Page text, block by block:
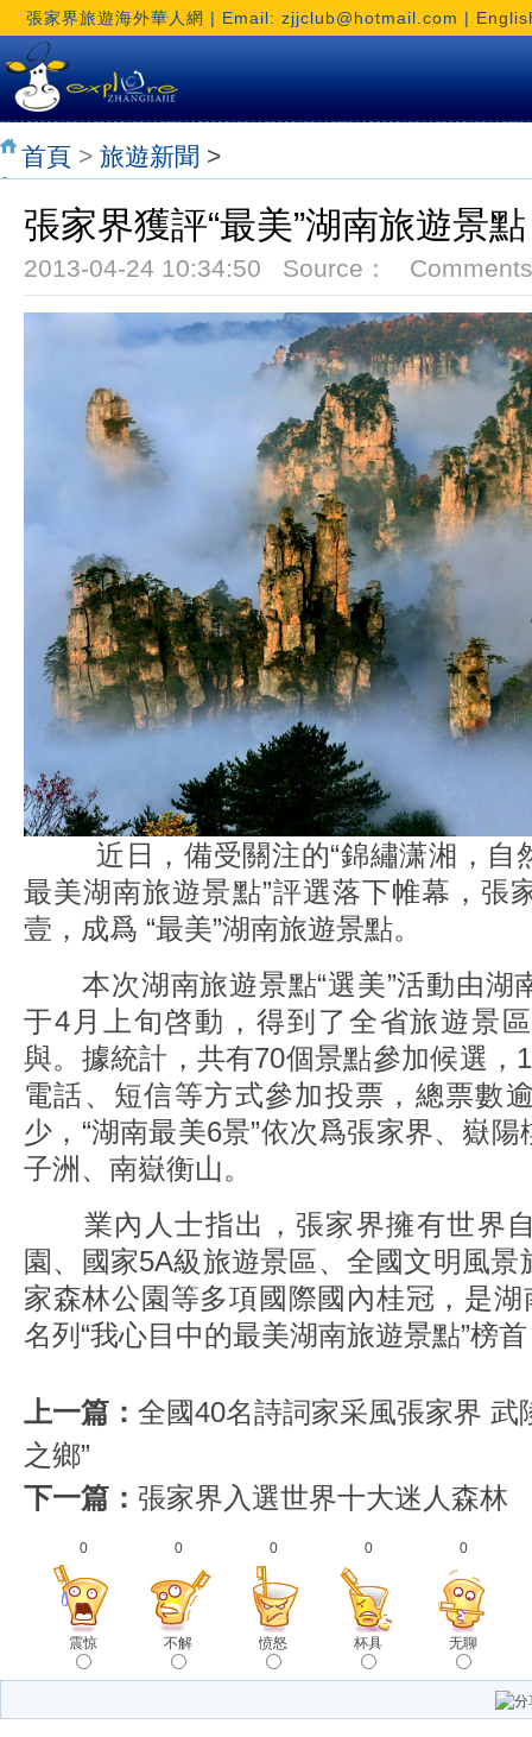
張家界旅遊海外華人網 | Email: zjjclub@hotmail.com |
首頁 > 旅遊新聞 >
張家界獲評“最美”湖南旅遊景點
2013-04-24 10:34:50 Source：
近日，備受關注的“錦繡潇湘，自
最美湖南旅遊景點”評選落下帷幕，張
壹，成爲 “最美”湖南旅遊景點。
本次湖南旅遊景點“選美”活動由湖
于4月上旬啓動，得到了全省旅遊景
與。據統計，共有70個景點參加候選，
電話、短信等方式參加投票，總票數
少，“湖南最美6景”依次爲張家界、嶽
子洲、南嶽衡山。
業內人士指出，張家界擁有世界
園、國家5A級旅遊景區、全國文明風
家森林公園等多項國際國內桂冠，是湖
名列“我心目中的最美湖南旅遊景點”榜
上一篇： 全國40名詩詞家采風張家界 武
之鄉”
下一篇： 張家界入選世界十大迷人森林
0
震惊
0
不解
0
愤怒
0
杯具
0
无聊